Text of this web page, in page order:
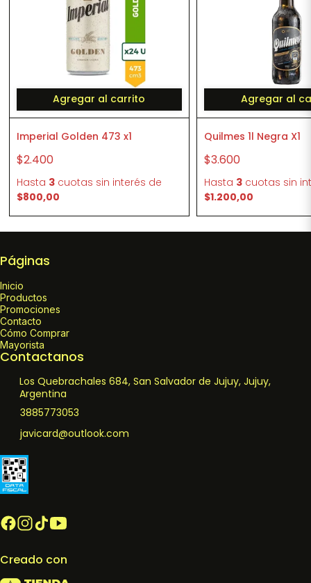
Agregar al carrito
Imperial Golden 473 x1
$2.400
Hasta 3cuotas sin interés de
$800,00
Agregar al
Quilmes 1l Negra X1
$3.600
Hasta 3 cuotas sin
$1.200,00
Páginas
Inicio
Productos
Promociones
Contacto
Cómo Comprar
Mayorista
Contactanos
Los Quebrachales 684, San Salvador de Jujuy, Jujuy,
Argentina
3885773053
javicard@outlook.com
Creado con